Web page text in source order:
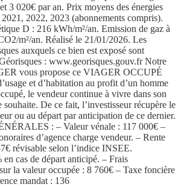
3 020€ par an. Prix moyens des énergies
2021, 2022, 2023 (abonnements compris).
D : 216 kWh/m²/an. Emission de gaz à
m²/an. Réalisé le 21/01/2026. Les
auxquels ce bien est exposé sont
: www.georisques.gouv.fr Notre
vous propose ce VIAGER OCCUPÉ
et d’habitation au profit d’un homme
le vendeur continue à vivre dans son
souhaite. De ce fait, l’investisseur récupère le
ou au départ par anticipation de ce dernier.
: – Valeur vénale : 117 000€ –
d’agence charge vendeur. – Rente
révisable selon l’indice INSEE.
cas de départ anticipé. – Frais
la valeur occupée : 8 760€ – Taxe foncière
mandat : 136